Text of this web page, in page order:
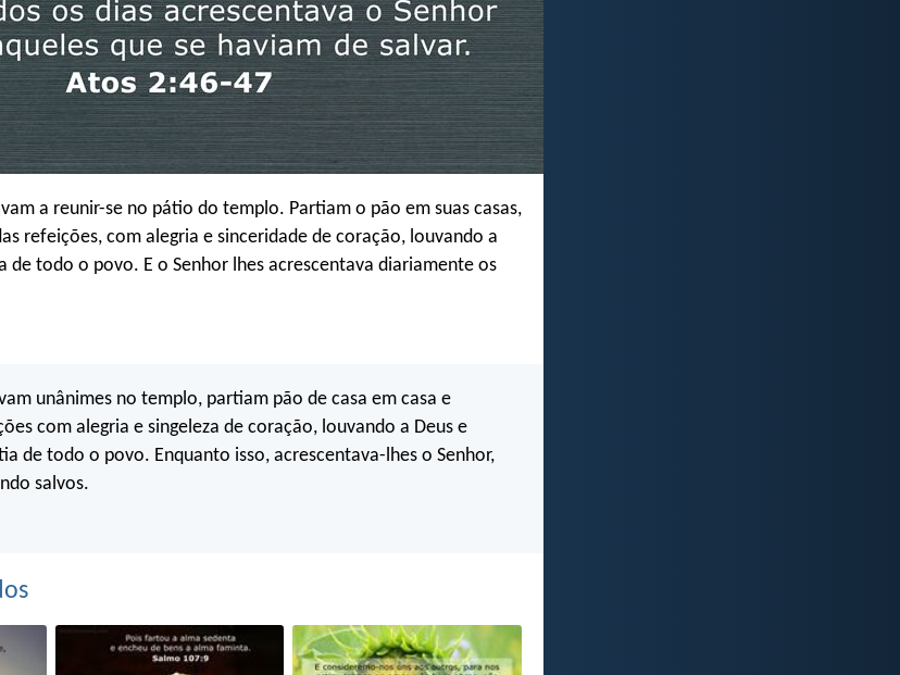
a reunir-se no pátio do templo. Partiam o pão em suas casas,
refeições, com alegria e sinceridade de coração, louvando a
de todo o povo. E o Senhor lhes acrescentava diariamente os
unânimes no templo, partiam pão de casa em casa e
com alegria e singeleza de coração, louvando a Deus e
de todo o povo. Enquanto isso, acrescentava-lhes o Senhor,
salvos.